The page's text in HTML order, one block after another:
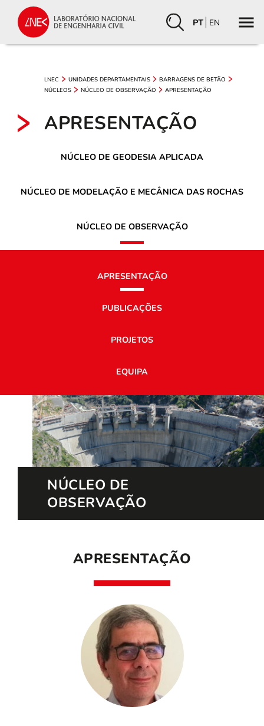
PT EN
LNEC UNIDADES DEPARTAMENTAIS
BARRAGENS DE BETÃO
NÚCLEOS
NÚCLEO DE OBSERVAÇÃO APRESENTAÇÃO
APRESENTAÇÃO
NÚCLEO DE GEODESIA APLICADA
NÚCLEO DE MODELAÇÃO E MECÂNICA DAS ROCHAS
NÚCLEO DE OBSERVAÇÃO
APRESENTAÇÃO
PUBLICAÇÕES
PROJETOS
EQUIPA
NÚCLEO DE
OBSERVAÇÃO
APRESENTAÇÃO